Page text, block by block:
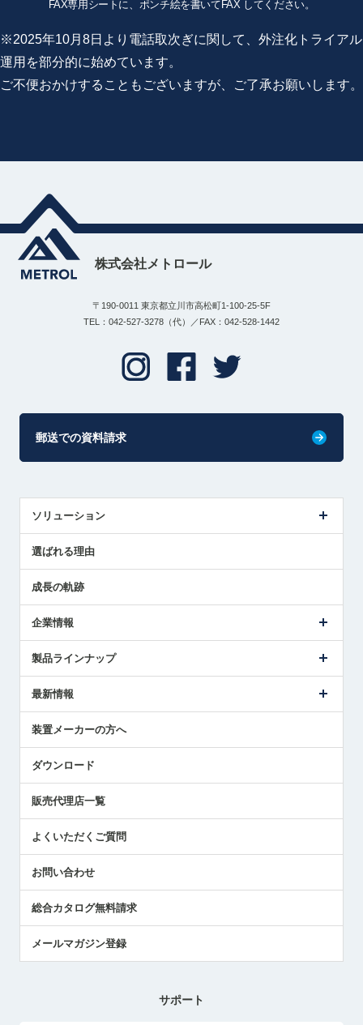
FAX専用シートに、ポンチ絵を書いてFAX してください。
※2025年10月8日より電話取次ぎに関して、外注化トライアル
運用を部分的に始めています。
ご不便おかけすることもございますが、ご了承お願いします。
株式会社メトロール
〒190-0011 東京都立川市高松町1-100-25-5F
TEL：042-527-3278（代）／FAX：042-528-1442
郵送での資料請求
ソリューション
解決策提案
選ばれる理由
成長の軌跡
企業情報
ごあいさつ
受賞履歴
採用情報
国/地域/言語
製品ラインナップ
ツールセッタ製品
エアマイクロセンサ製品
最新情報
メトロールの技術
社員ブログ
中小企業のBCP地震対策
センサのテクニカルガイド
社長ブログ
装置メーカーの方へ
ダウンロード
販売代理店一覧
よくいただくご質問
お問い合わせ
総合カタログ無料請求
メールマガジン登録
サポート